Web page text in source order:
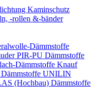
Kaminschutz
-rollen &-bänder
Dämmstoffe
PIR-PU Dämmstoffe
Dämmstoffe Knauf
UNILIN
(Hochbau) Dämmstoffe